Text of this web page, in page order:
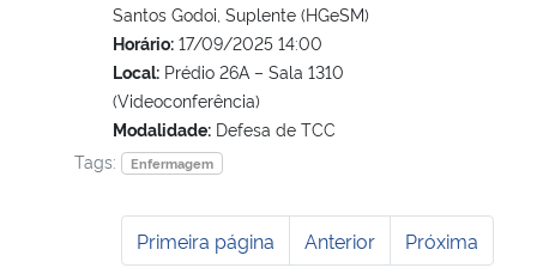
Santos Godoi, Suplente (HGeSM)
Horário: 17/09/2025 14:00
Local: Prédio 26A – Sala 1310
(Videoconferência)
Modalidade: Defesa de TCC
Tags:
Enfermagem
Primeira página Anterior Próxima